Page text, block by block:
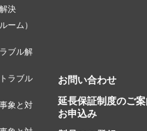
決
ーム）
ブル解
ラブル
象と対
お問い合わせ
延長保証制度のご案
お申込み